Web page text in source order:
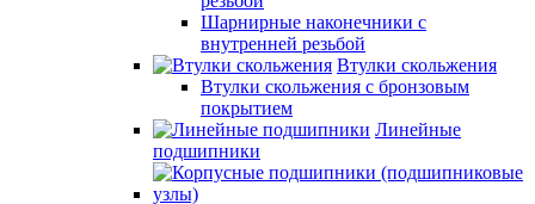
Шарнирные наконечники с
внутренней резьбой
Втулки скольжения
Втулки скольжения с бронзовым
покрытием
Линейные
подшипники